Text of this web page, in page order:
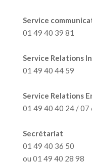
Service
01 49 40 39 81
Service Relations
01 49 40 44 59
Service Relations
01 49 40 40 24 / 07
Secrétariat
01 49 40 36 50
ou 01 49 40 28 98